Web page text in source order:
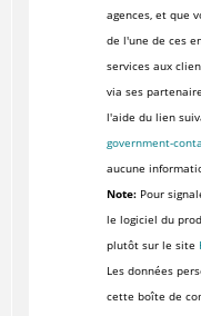
agences, et que
de l'une de ces
services aux
via ses
l'aide du lien
government-
aucune
Note:Pour
le logiciel du
plutôt sur le site
Les données
cette boîte de